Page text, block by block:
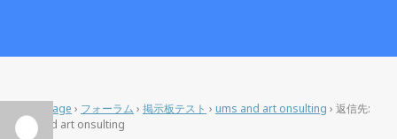
Home Page › フォーラム › 掲示板テスト › ums and art onsulting › 返信先:
ums and art onsulting